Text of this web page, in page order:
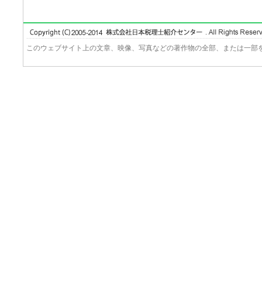
このウェブサイト上の文章、映像、写真などの著作物の全部、または一